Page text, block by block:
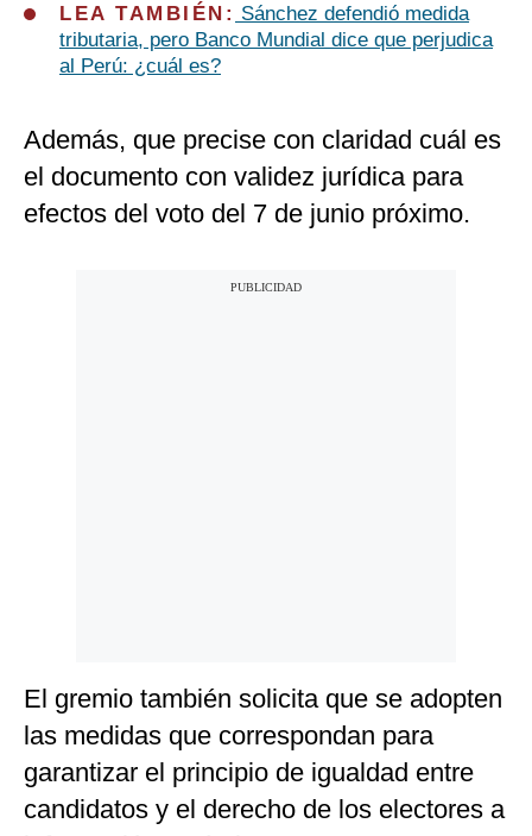
LEA TAMBIÉN: Sánchez defendió medida
tributaria, pero Banco Mundial dice que perjudica
al Perú: ¿cuál es?
Además, que precise con claridad cuál es
el documento con validez jurídica para
efectos del voto del 7 de junio próximo.
El gremio también solicita que se adopten
las medidas que correspondan para
garantizar el principio de igualdad entre
candidatos y el derecho de los electores a